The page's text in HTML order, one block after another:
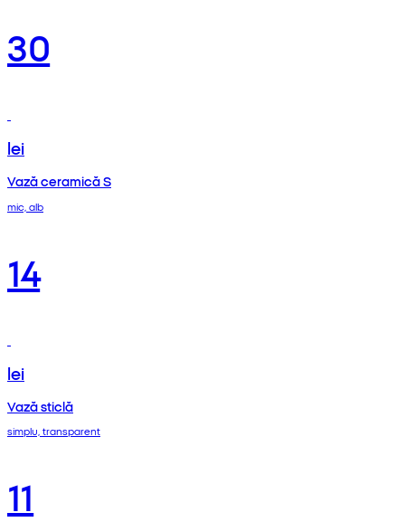
30
lei
Vază ceramică S
mic, alb
14
lei
Vază sticlă
simplu, transparent
11